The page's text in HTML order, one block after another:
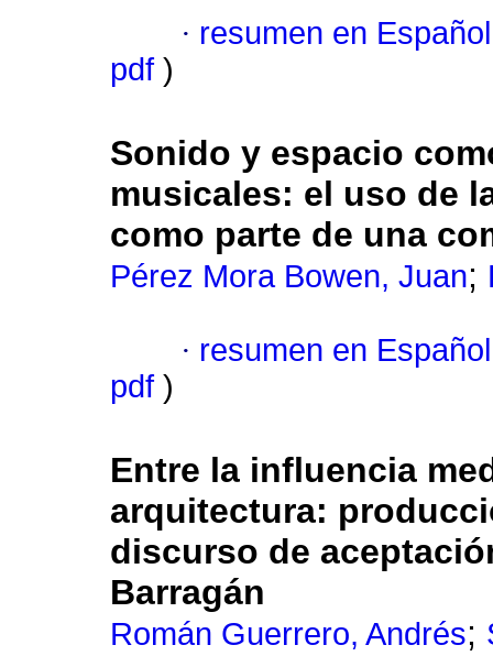
· resumen en Español
pdf )
Sonido y espacio
musicales: el uso de
como parte de una
Pérez Mora Bowen, Juan;
· resumen en Español
pdf )
Entre la influencia
arquitectura:
discurso de
Barragán
Román Guerrero, Andrés;